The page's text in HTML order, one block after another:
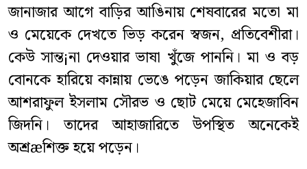
জানাজার আগে বাড়ির আঙিনায় শেষবারের মতো মা
ও মেয়েকে দেখতে ভিড় করেন স্বজন, প্রতিবেশীরা।
কেউ সান্ত¡না দেওয়ার ভাষা খুঁজে পাননি। মা ও বড়
বোনকে হারিয়ে কান্নায় ভেঙে পড়েন জাকিয়ার ছেলে
আশরাফুল ইসলাম সৌরভ ও ছোট মেয়ে মেহেজাবিন
জিদনি। তাদের আহাজারিতে উপস্থিত অনেকেই
অশ্রæশিক্ত হয়ে পড়েন।